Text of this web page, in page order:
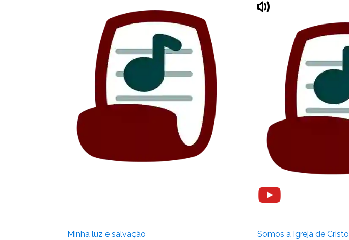
Minha luz e salvação
Somos a Igreja de Cristo